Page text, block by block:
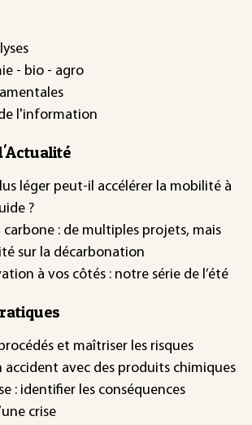
- bio - agro
l'information
léger peut-il accélérer la mobilité à
?
carbone : de multiples projets, mais
sur la décarbonation
à vos côtés : notre série de l’été
et maîtriser les risques
accident avec des produits chimiques
: identifier les conséquences
crise